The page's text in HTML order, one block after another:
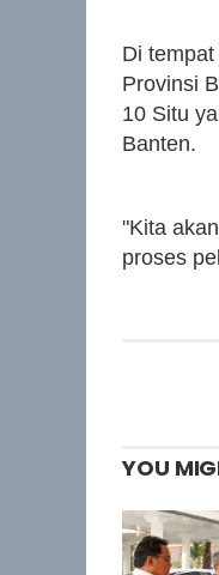
Di
Provinsi
10 Situ
Banten.
"Kita
proses
YOU